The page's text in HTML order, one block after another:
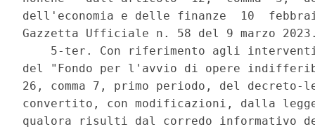
dell'economia e delle finanze  10
Gazzetta Ufficiale n. 58 del 9 marzo
5-ter. Con riferimento agli
del "Fondo per l'avvio di opere
26, comma 7, primo periodo, del decreto-
convertito, con modificazioni, dalla
qualora risulti dal corredo